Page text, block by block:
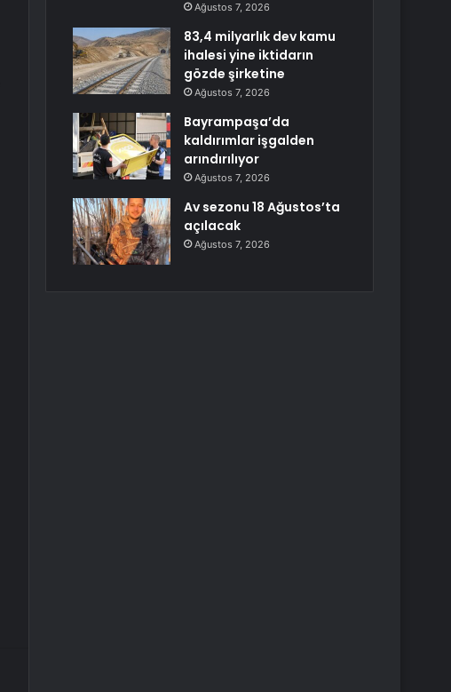
Ağustos 7, 2026
83,4 milyarlık dev kamu
ihalesi yine iktidarın
gözde şirketine
Ağustos 7, 2026
Bayrampaşa’da
kaldırımlar işgalden
arındırılıyor
Ağustos 7, 2026
Av sezonu 18 Ağustos’ta
açılacak
Ağustos 7, 2026